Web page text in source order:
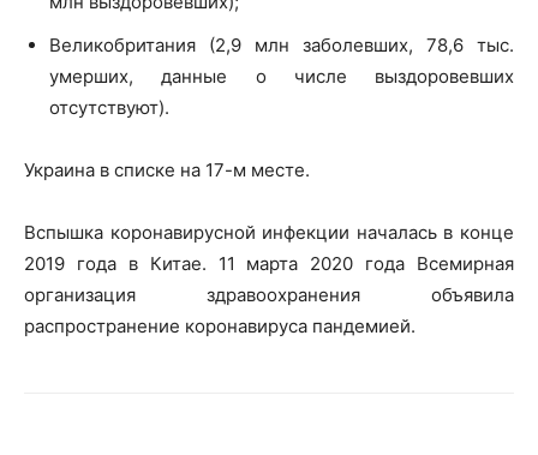
Великобритания (2,9 млн заболевших, 78,6 тыс.
умерших, данные о числе выздоровевших
отсутствуют).
Украина в списке на 17-м месте.
Вспышка коронавирусной инфекции началась в конце
2019 года в Китае. 11 марта 2020 года Всемирная
организация здравоохранения объявила
распространение коронавируса пандемией.